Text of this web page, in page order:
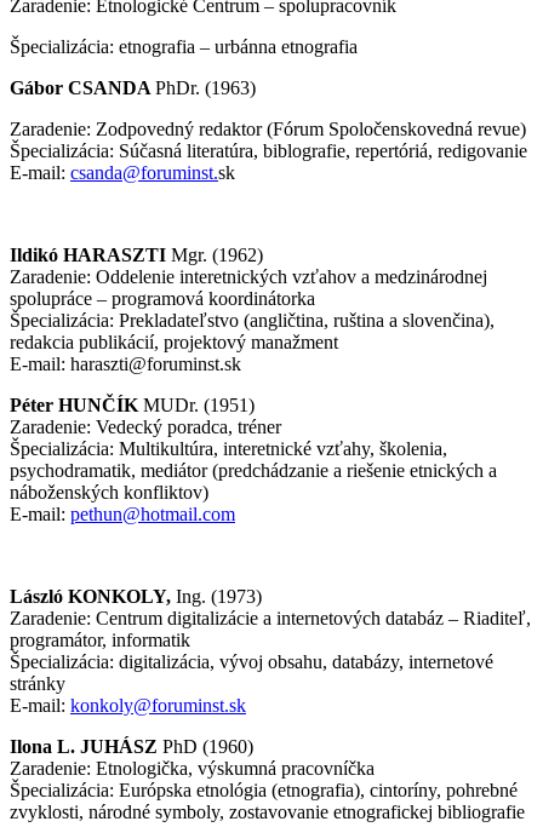
Zaradenie: Etnologické Centrum – spolupracovník
Špecializácia: etnografia – urbánna etnografia
Gábor CSANDA PhDr. (1963)
Zaradenie: Zodpovedný redaktor (Fórum Spoločenskovedná revue)
Špecializácia: Súčasná literatúra, biblografie, repertóriá, redigovanie
E-mail: csanda@foruminst.sk
Ildikó HARASZTI Mgr. (1962)
Zaradenie: Oddelenie interetnických vzťahov a medzinárodnej
spolupráce – programová koordinátorka
Špecializácia: Prekladateľstvo (angličtina, ruština a slovenčina),
redakcia publikácií, projektový manažment
E-mail: haraszti@foruminst.sk
Péter HUNČÍK MUDr. (1951)
Zaradenie: Vedecký poradca, tréner
Špecializácia: Multikultúra, interetnické vzťahy, školenia,
psychodramatik, mediátor (predchádzanie a riešenie etnických a
náboženských konfliktov)
E-mail: pethun@hotmail.com
László KONKOLY, Ing. (1973)
Zaradenie: Centrum digitalizácie a internetových databáz – Riaditeľ,
programátor, informatik
Špecializácia: digitalizácia, vývoj obsahu, databázy, internetové
stránky
E-mail: konkoly@foruminst.sk
Ilona L. JUHÁSZ PhD (1960)
Zaradenie: Etnologička, výskumná pracovníčka
Špecializácia: Európska etnológia (etnografia), cintoríny, pohrebné
zvyklosti, národné symboly, zostavovanie etnografickej bibliografie